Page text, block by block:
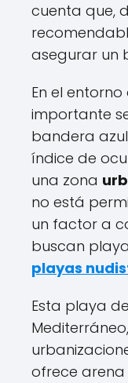
cuenta que,
asegurar un
En el
importante
bandera
índice de
una zona
no está
un factor a
buscan
playas
Esta playa
ofrece